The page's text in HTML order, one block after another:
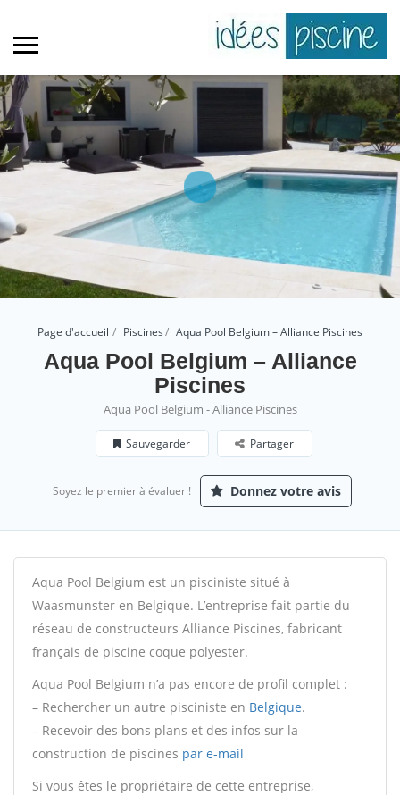
Page d'accueil Piscines Aqua Pool Belgium – Alliance Piscines
Aqua Pool Belgium – Alliance
Piscines
Aqua Pool Belgium - Alliance Piscines
Sauvegarder Partager
Soyez le premier à évaluer ! Donnez votre avis
Aqua Pool Belgium est un pisciniste situé à
Waasmunster en Belgique. L’entreprise fait partie du
réseau de constructeurs Alliance Piscines, fabricant
français de piscine coque polyester.
Aqua Pool Belgium n’a pas encore de profil complet :
– Rechercher un autre pisciniste en Belgique.
– Recevoir des bons plans et des infos sur la
construction de piscines par e-mail
Si vous êtes le propriétaire de cette entreprise,